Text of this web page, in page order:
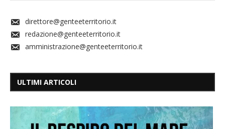
direttore@genteeterritorio.it
redazione@genteeterritorio.it
amministrazione@genteeterritorio.it
ULTIMI ARTICOLI